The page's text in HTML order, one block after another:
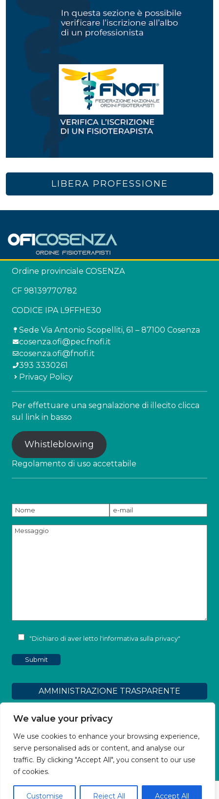
We value your privacy
We use cookies to enhance your browsing experience,
serve personalised ads or content, and analyse our
traffic. By clicking "Accept All", you consent to our use
of cookies.
Customise Reject All Accept All
LIBERA PROFESSIONE
Ordine provinciale COSENZA
CF 98139770782
CODICE IPA L9FFHE30
Sede Via Antonio Scopelliti, 61 – 87100 Cosenza
cosenza.ofi@pec.fnofi.it
cosenza.ofi@fnofi.it
393 3330261
Privacy Policy
Per effettuare una segnalazione di illecito clicca
sul link in basso
Whistleblowing
Regolamento di uso accettabile
"Dichiaro di aver letto l'informativa sulla privacy"
AMMINISTRAZIONE TRASPARENTE
Dichiarazione di accessibilità
Obiettivi Accessibilità
2026 - Tutti i diritti sono riservati, qualsiasi
autorizzazione scritta รจ vietata